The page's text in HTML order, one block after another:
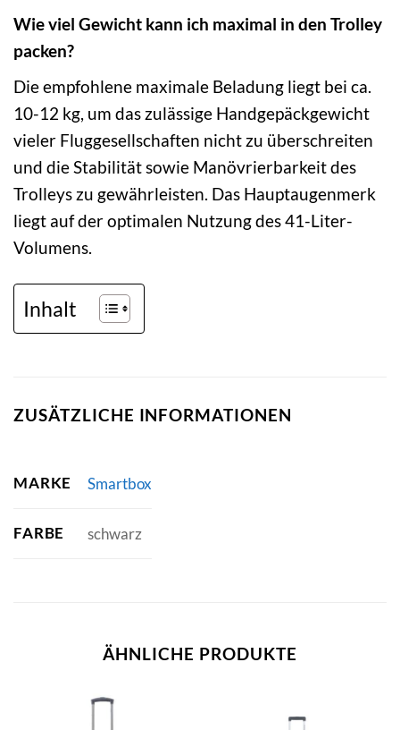
Wie viel Gewicht kann ich maximal in den Trolley
packen?
Die empfohlene maximale Beladung liegt bei ca.
10-12 kg, um das zulässige Handgepäckgewicht
vieler Fluggesellschaften nicht zu überschreiten
und die Stabilität sowie Manövrierbarkeit des
Trolleys zu gewährleisten. Das Hauptaugenmerk
liegt auf der optimalen Nutzung des 41-Liter-
Volumens.
Inhalt
ZUSÄTZLICHE INFORMATIONEN
MARKE Smartbox
FARBE schwarz
ÄHNLICHE PRODUKTE